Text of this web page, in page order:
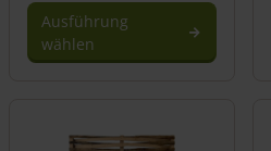
Ausführung
wählen
mehrere